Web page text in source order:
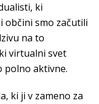
ki
občini smo začutili
na to
virtualni svet
polno aktivne.
ki ji v zameno za